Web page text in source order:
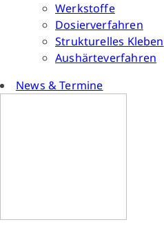
Werkstoffe
Dosierverfahren
Strukturelles Kleben
Aushärteverfahren
News & Termine